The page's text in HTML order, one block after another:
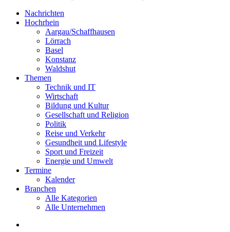
Nachrichten
Hochrhein
Aargau/Schaffhausen
Lörrach
Basel
Konstanz
Waldshut
Themen
Technik und IT
Wirtschaft
Bildung und Kultur
Gesellschaft und Religion
Politik
Reise und Verkehr
Gesundheit und Lifestyle
Sport und Freizeit
Energie und Umwelt
Termine
Kalender
Branchen
Alle Kategorien
Alle Unternehmen